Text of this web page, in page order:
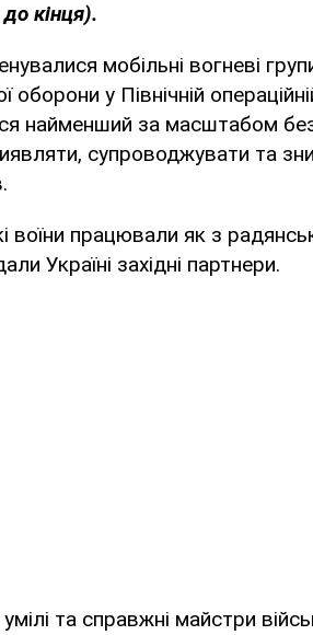
кінця).
мобільні вогневі
у Північній
найменший за масштабом
супроводжувати та
воїни працювали як з
Україні західні партнери.
та справжні майстри